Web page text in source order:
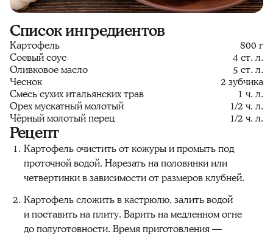
Список ингредиентов
Картофель
800 г
Соевый соус
4 ст. л.
Оливковое масло
5 ст. л.
Чеснок
2 зубчика
Смесь сухих итальянских трав
1 ч. л.
Орех мускатный молотый
1/2 ч. л.
Чёрный молотый перец
1/2 ч. л.
Рецепт
Картофель очистить от кожуры и промыть под
проточной водой. Нарезать на половинки или
четвертинки в зависимости от размеров клубней.
Картофель сложить в кастрюлю, залить водой
и поставить на плиту. Варить на медленном огне
до полуготовности. Время приготовления —